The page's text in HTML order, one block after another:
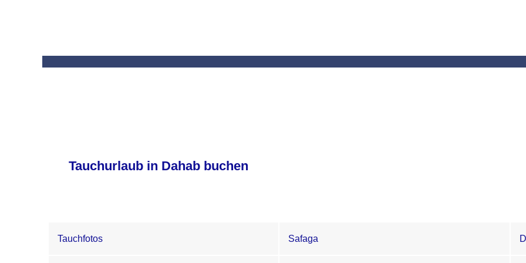
Tauchurlaub in Dahab buchen
Tauchfotos Safaga